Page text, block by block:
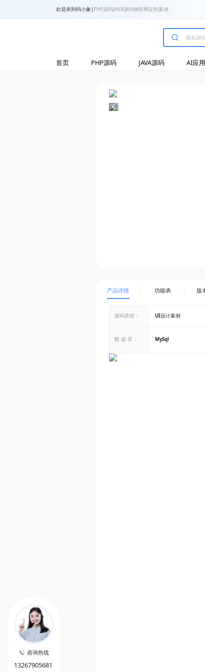
欢迎来到码小象 | PHP源码JAVA源码物联网定制案例
首页 PHP源码 JAVA源码 AI应
产品详情 功能表 版
源码类型： UI设计案例
数 据 库： MySql
咨询热线
13267905681